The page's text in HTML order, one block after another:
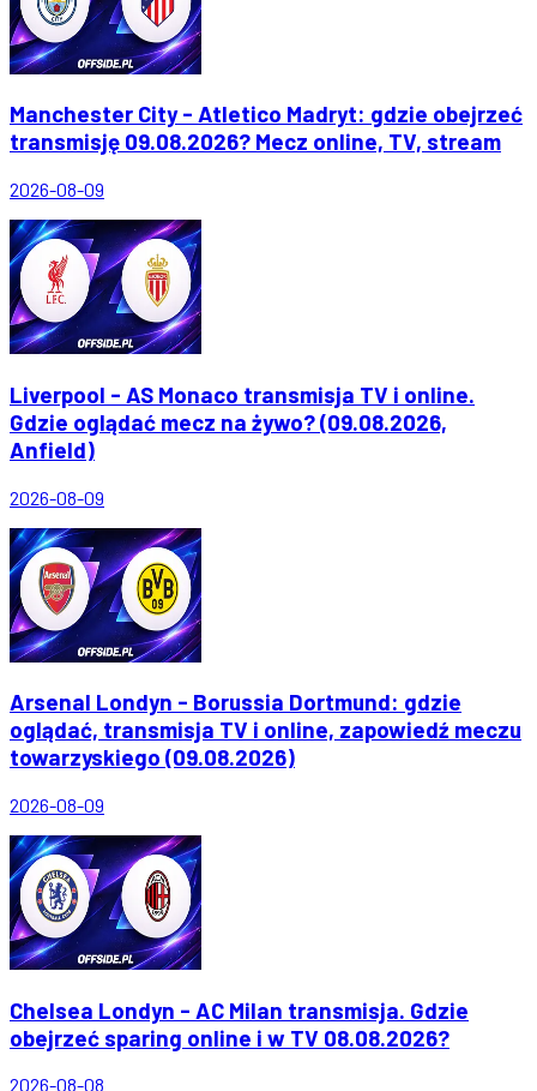
Manchester City - Atletico Madryt: gdzie obejrzeć
transmisję 09.08.2026? Mecz online, TV, stream
2026-08-09
Liverpool - AS Monaco transmisja TV i online.
Gdzie oglądać mecz na żywo? (09.08.2026,
Anfield)
2026-08-09
Arsenal Londyn - Borussia Dortmund: gdzie
oglądać, transmisja TV i online, zapowiedź meczu
towarzyskiego (09.08.2026)
2026-08-09
Chelsea Londyn - AC Milan transmisja. Gdzie
obejrzeć sparing online i w TV 08.08.2026?
2026-08-08